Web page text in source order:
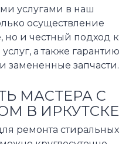
услугами в наш
осуществление
но и честный подход к
а также гарантию
замененные запчасти.
МАСТЕРА С
В ИРКУТСКЕ
ремонта стиральных